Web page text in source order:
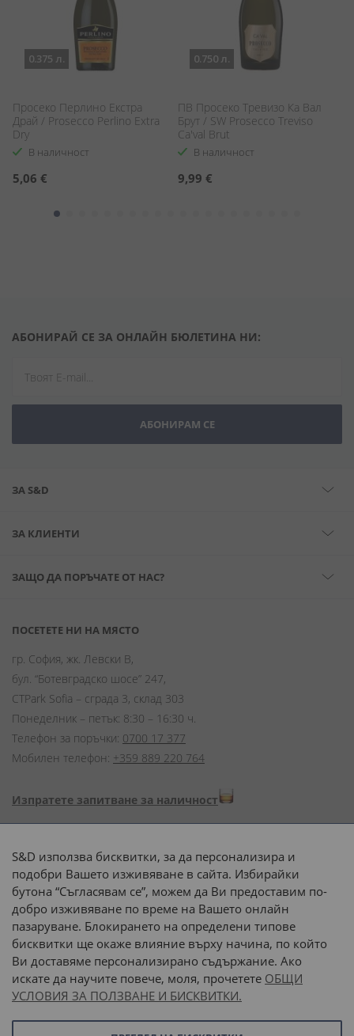
0.375 л.
Просеко Перлино Екстра
Драй / Prosecco Perlino Extra
Dry
В наличност
5,06 €
0.750 л.
ПВ Просеко Тревизо Ка Вал
Брут / SW Prosecco Treviso
Ca'val Brut
В наличност
9,99 €
АБОНИРАЙ СЕ ЗА ОНЛАЙН БЮЛЕТИНА НИ:
АБОНИРАМ СЕ
ЗА S&D
ЗА КЛИЕНТИ
ЗАЩО ДА ПОРЪЧАТЕ ОТ НАС?
ПОСЕТЕТЕ НИ НА МЯСТО
гр. София, жк. Левски В,
бул. “Ботевградско шосе” 247,
CTPark Sofia – сграда 3, склад 303
Понеделник – петък: 8:30 – 16:30 ч.
Телефон за поръчки: 0700 17 377
Мобилен телефон: +359 889 220 764
Изпратете запитване за наличност
Начини на плащане:
Доставка до адрес с:
или
наш транспорт
S&D използва бисквитки, за да персонализира и
подобри Вашето изживяване в сайта. Избирайки
бутона “Съгласявам се”, можем да Ви предоставим по-
добро изживяване по време на Вашето онлайн
пазаруване. Блокирането на определени типове
бисквитки ще окаже влияние върху начина, по който
Ви доставяме персонализирано съдържание. Ако
искате да научите повече, моля, прочетете ОБЩИ
УСЛОВИЯ ЗА ПОЛЗВАНЕ И БИСКВИТКИ.